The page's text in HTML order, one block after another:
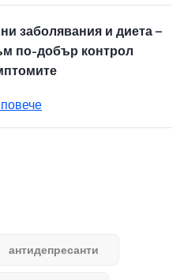
заболявания и диета –
по-добър контрол
антидепресанти